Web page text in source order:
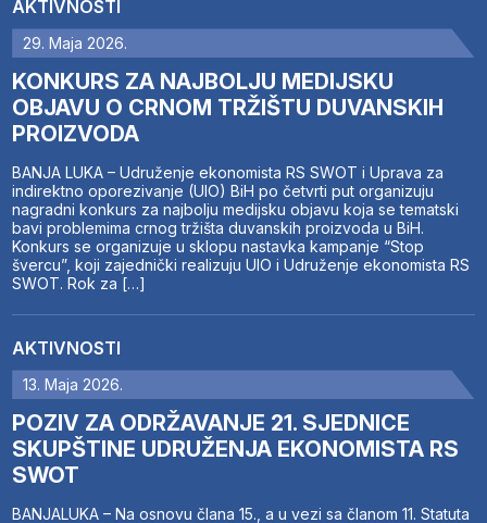
AKTIVNOSTI
29. Maja 2026.
KONKURS ZA NAJBOLJU MEDIJSKU
OBJAVU O CRNOM TRŽIŠTU DUVANSKIH
PROIZVODA
BANJA LUKA – Udruženje ekonomista RS SWOT i Uprava za
indirektno oporezivanje (UIO) BiH po četvrti put organizuju
nagradni konkurs za najbolju medijsku objavu koja se tematski
bavi problemima crnog tržišta duvanskih proizvoda u BiH.
Konkurs se organizuje u sklopu nastavka kampanje “Stop
švercu”, koji zajednički realizuju UIO i Udruženje ekonomista RS
SWOT. Rok za […]
AKTIVNOSTI
13. Maja 2026.
POZIV ZA ODRŽAVANJE 21. SJEDNICE
SKUPŠTINE UDRUŽENJA EKONOMISTA RS
SWOT
BANJALUKA – Na osnovu člana 15., a u vezi sa članom 11. Statuta